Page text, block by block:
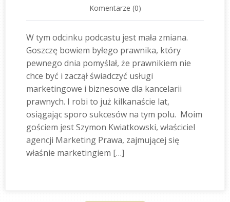
Komentarze (0)
W tym odcinku podcastu jest mała zmiana.
Goszczę bowiem byłego prawnika, który
pewnego dnia pomyślał, że prawnikiem nie
chce być i zaczął świadczyć usługi
marketingowe i biznesowe dla kancelarii
prawnych. I robi to już kilkanaście lat,
osiągając sporo sukcesów na tym polu. Moim
gościem jest Szymon Kwiatkowski, właściciel
agencji Marketing Prawa, zajmującej się
właśnie marketingiem […]